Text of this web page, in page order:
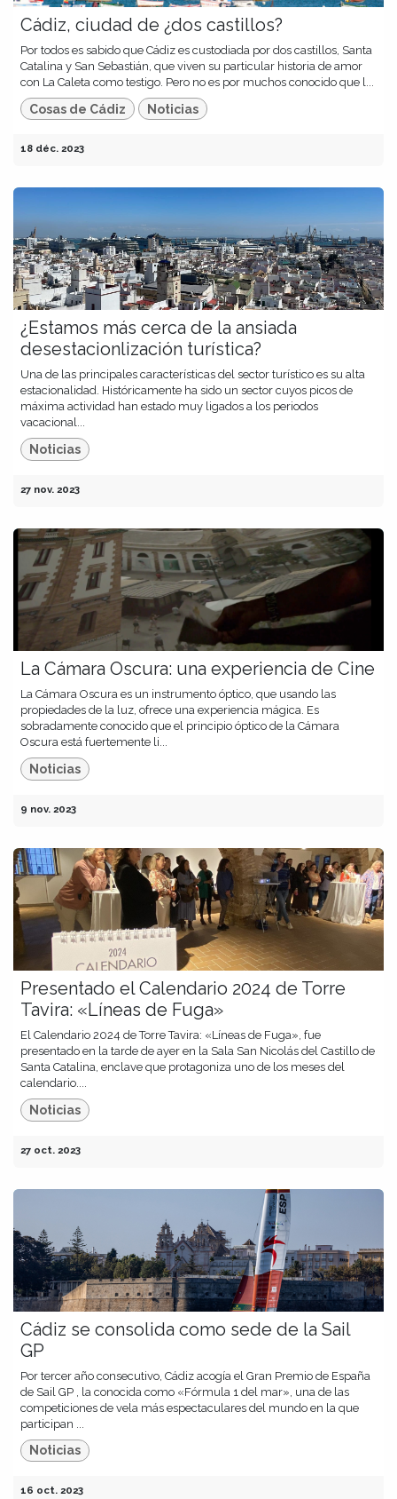
Cádiz, ciudad de ¿dos castillos?
Por todos es sabido que Cádiz es custodiada por dos castillos, Santa
Catalina y San Sebastián, que viven su particular historia de amor
con La Caleta como testigo. Pero no es por muchos conocido que l...
Cosas de Cádiz Noticias
18 déc. 2023
¿Estamos más cerca de la ansiada
desestacionlización turística?
Una de las principales características del sector turístico es su alta
estacionalidad. Históricamente ha sido un sector cuyos picos de
máxima actividad han estado muy ligados a los periodos
vacacional...
Noticias
27 nov. 2023
La Cámara Oscura: una experiencia de Cine
La Cámara Oscura es un instrumento óptico, que usando las
propiedades de la luz, ofrece una experiencia mágica. Es
sobradamente conocido que el principio óptico de la Cámara
Oscura está fuertemente li...
Noticias
9 nov. 2023
Presentado el Calendario 2024 de Torre
Tavira: «Líneas de Fuga»
El Calendario 2024 de Torre Tavira: «Líneas de Fuga», fue
presentado en la tarde de ayer en la Sala San Nicolás del Castillo de
Santa Catalina, enclave que protagoniza uno de los meses del
calendario....
Noticias
27 oct. 2023
Cádiz se consolida como sede de la Sail
GP
Por tercer año consecutivo, Cádiz acogía el Gran Premio de España
de Sail GP , la conocida como «Fórmula 1 del mar», una de las
competiciones de vela más espectaculares del mundo en la que
participan ...
Noticias
16 oct. 2023